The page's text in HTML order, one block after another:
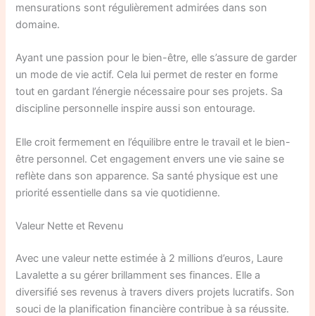
mensurations sont régulièrement admirées dans son
domaine.
Ayant une passion pour le bien-être, elle s’assure de garder
un mode de vie actif. Cela lui permet de rester en forme
tout en gardant l’énergie nécessaire pour ses projets. Sa
discipline personnelle inspire aussi son entourage.
Elle croit fermement en l’équilibre entre le travail et le bien-
être personnel. Cet engagement envers une vie saine se
reflète dans son apparence. Sa santé physique est une
priorité essentielle dans sa vie quotidienne.
Valeur Nette et Revenu
Avec une valeur nette estimée à 2 millions d’euros, Laure
Lavalette a su gérer brillamment ses finances. Elle a
diversifié ses revenus à travers divers projets lucratifs. Son
souci de la planification financière contribue à sa réussite.